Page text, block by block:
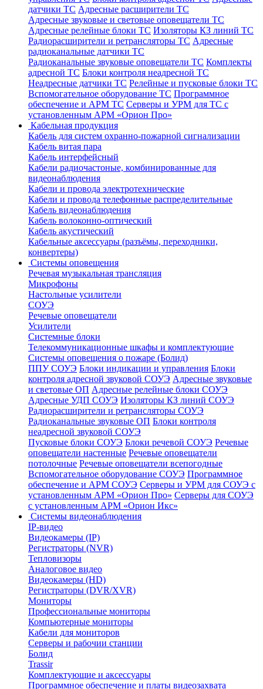
датчики ТС Адресные расширители ТС
Адресные звуковые и световые оповещатели ТС
Адресные релейные блоки ТС Изоляторы КЗ линий ТС
Радиорасширители и ретрансляторы ТС Адресные
радиоканальные датчики ТС
Радиоканальные звуковые оповещатели ТС Комплекты
адресной ТС Блоки контроля неадресной ТС
Неадресные датчики ТС Релейные и пусковые блоки ТС
Вспомогательное оборудование ТС Программное
обеспечение и АРМ ТС Серверы и УРМ для ТС с
установленным АРМ «Орион Про»
Кабельная продукция
Кабель для систем охранно-пожарной сигнализации
Кабель витая пара
Кабель интерфейсный
Кабели радиочастоные, комбинированные для
видеонаблюдения
Кабели и провода электротехнические
Кабели и провода телефонные распределительные
Кабель видеонаблюдения
Кабель волоконно-оптический
Кабель акустический
Кабельные аксессуары (разъёмы, переходники,
конвертеры)
Системы оповещения
Речевая музыкальная трансляция
Микрофоны
Настольные усилители
СОУЭ
Речевые оповещатели
Усилители
Системные блоки
Телекоммуникационные шкафы и комплектующие
Системы оповещения о пожаре (Болид)
ППУ СОУЭ Блоки индикации и управления Блоки
контроля адресной звуковой СОУЭ Адресные звуковые
и световые ОП Адресные релейные блоки СОУЭ
Адресные УДП СОУЭ Изоляторы КЗ линий СОУЭ
Радиорасширители и ретрансляторы СОУЭ
Радиоканальные звуковые ОП Блоки контроля
неадресной звуковой СОУЭ
Пусковые блоки СОУЭ Блоки речевой СОУЭ Речевые
оповещатели настенные Речевые оповещатели
потолочные Речевые оповещатели всепогодные
Вспомогательное оборудование СОУЭ Программное
обеспечение и АРМ СОУЭ Серверы и УРМ для СОУЭ с
установленным АРМ «Орион Про» Серверы для СОУЭ
с установленным АРМ «Орион Икс»
Системы видеонаблюдения
IP-видео
Видеокамеры (IP)
Регистраторы (NVR)
Тепловизоры
Аналоговое видео
Видеокамеры (HD)
Регистраторы (DVR/XVR)
Мониторы
Профессиональные мониторы
Компьютерные мониторы
Кабели для мониторов
Серверы и рабочии станции
Болид
Trassir
Комплектующие и аксессуары
Программное обеспечение и платы видеозахвата